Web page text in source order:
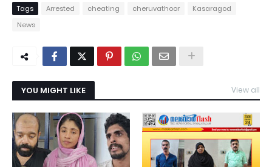
Tags Arrested cheating cheruvathoor
Kasaragod
News
YOU MIGHT LIKE View all